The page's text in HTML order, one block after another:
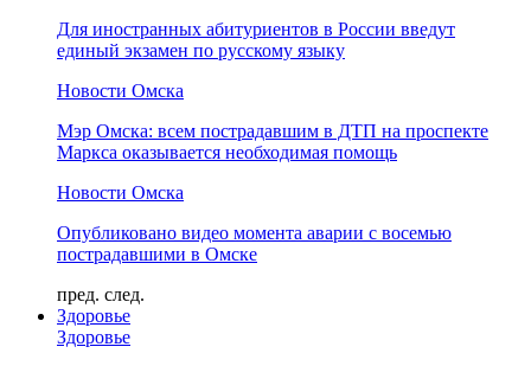
Для иностранных абитуриентов в России введут
единый экзамен по русскому языку
Новости Омска
Мэр Омска: всем пострадавшим в ДТП на проспекте
Маркса оказывается необходимая помощь
Новости Омска
Опубликовано видео момента аварии с восемью
пострадавшими в Омске
пред. след.
Здоровье
Здоровье